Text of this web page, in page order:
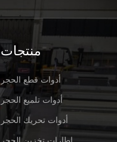
منتجات
أدوات قطع الحجر
أدوات تلميع الحجر
أدوات تحريك الحجر